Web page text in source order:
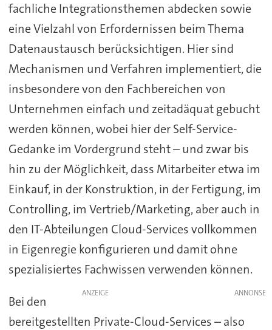
fachliche Integrationsthemen abdecken sowie
eine Vielzahl von Erfordernissen beim Thema
Datenaustausch berücksichtigen. Hier sind
Mechanismen und Verfahren implementiert, die
insbesondere von den Fachbereichen von
Unternehmen einfach und zeitadäquat gebucht
werden können, wobei hier der Self-Service-
Gedanke im Vordergrund steht – und zwar bis
hin zu der Möglichkeit, dass Mitarbeiter etwa im
Einkauf, in der Konstruktion, in der Fertigung, im
Controlling, im Vertrieb/Marketing, aber auch in
den IT-Abteilungen Cloud-Services vollkommen
in Eigenregie konfigurieren und damit ohne
spezialisiertes Fachwissen verwenden können.
ANZEIGE
Bei den
bereitgestellten Private-Cloud-Services – also